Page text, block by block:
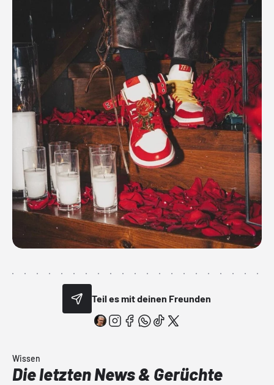
Teil es mit deinen Freunden
Wissen
Die letzten News & Gerüchte